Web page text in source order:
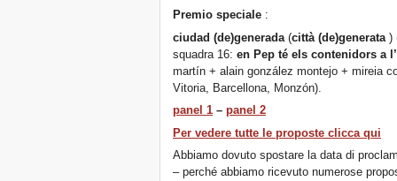
Premio speciale :
ciudad (de)generada(città (de)generata )
squadra 16:en Pep té els contenidors a
martín + alain gonzález montejo + mireia
Vitoria, Barcellona, Monzón).
panel 1 –panel 2
Per vedere tutte le proposte clicca qui
Abbiamo dovuto spostare la data di
– perché abbiamo ricevuto numerose